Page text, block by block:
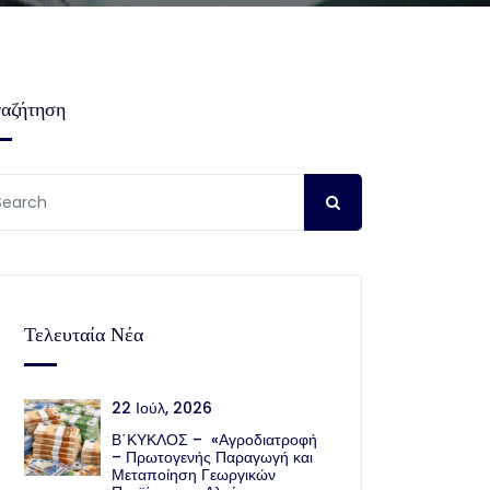
Τελευταία Νέα
22 Ιούλ, 2026
Β΄ΚΥΚΛΟΣ – «Αγροδιατροφή
– Πρωτογενής Παραγωγή και
Μεταποίηση Γεωργικών